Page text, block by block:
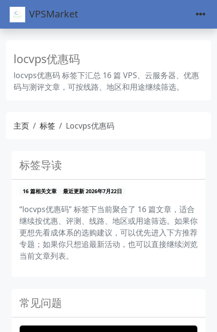
VPSMarket
locvps优惠码
locvps优惠码 标签下汇总 16 篇 VPS、云服务器、优惠
码与测评文章，可按线路、地区和用途继续筛选。
主页 标签 Locvps优惠码
标签导读
16 篇相关文章 最近更新 2026年7月22日
“locvps优惠码” 标签下当前聚合了 16 篇文章，适合
继续按优惠、评测、线路、地区或用途筛选。如果你
更想先看成体系的选购建议，可以优先进入下方推荐
专题；如果你只想追最新活动，也可以直接继续浏览
当前文章列表。
常见问题